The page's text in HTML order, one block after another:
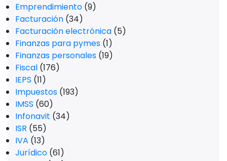
Emprendimiento (9)
Facturación (34)
Facturación electrónica (5)
Finanzas para pymes (1)
Finanzas personales (19)
Fiscal (176)
IEPS (11)
Impuestos (193)
IMSS (60)
Infonavit (34)
ISR (55)
IVA (13)
Jurídico (61)